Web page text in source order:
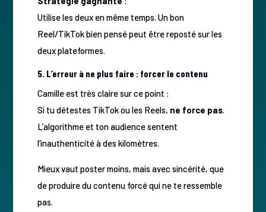
Utilise les deux en même temps. Un bon
Reel/TikTok bien pensé peut être reposté sur les
deux plateformes.
5. L’erreur à ne plus faire : forcer le contenu
Camille est très claire sur ce point :
Si tu détestes TikTok ou les Reels, ne force pas.
L’algorithme et ton audience sentent
l’inauthenticité à des kilomètres.
Mieux vaut poster moins, mais avec sincérité, que
de produire du contenu forcé qui ne te ressemble
pas.